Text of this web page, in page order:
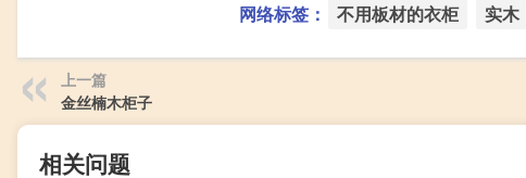
网络标签： 不用板材的衣柜 实木
上一篇
金丝楠木柜子
相关问题